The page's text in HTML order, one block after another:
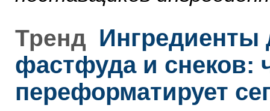
Тренд Ингредиенты
фастфуда и снеков:
переформатирует